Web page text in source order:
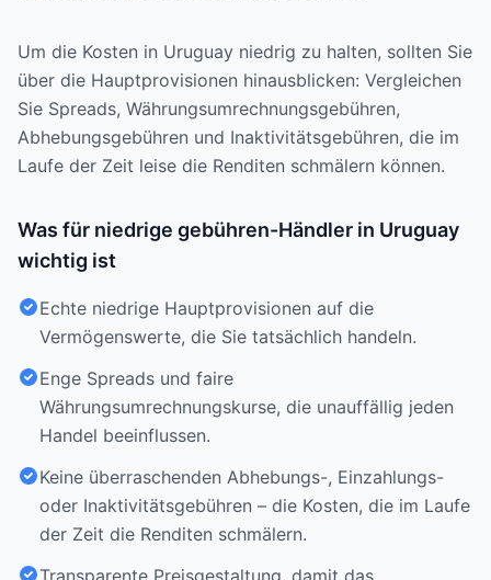
Um die Kosten in Uruguay niedrig zu halten, sollten Sie
über die Hauptprovisionen hinausblicken: Vergleichen
Sie Spreads, Währungsumrechnungsgebühren,
Abhebungsgebühren und Inaktivitätsgebühren, die im
Laufe der Zeit leise die Renditen schmälern können.
Was für niedrige gebühren-Händler in Uruguay
wichtig ist
Echte niedrige Hauptprovisionen auf die
Vermögenswerte, die Sie tatsächlich handeln.
Enge Spreads und faire
Währungsumrechnungskurse, die unauffällig jeden
Handel beeinflussen.
Keine überraschenden Abhebungs-, Einzahlungs-
oder Inaktivitätsgebühren – die Kosten, die im Laufe
der Zeit die Renditen schmälern.
Transparente Preisgestaltung, damit das